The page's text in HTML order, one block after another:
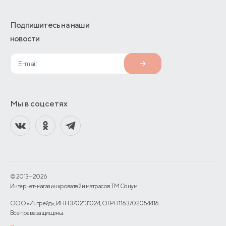
Подпишитесь на наши
новости
Мы в соцсетях
© 2013—2026
Интернет-магазин кроватей и матрасов TM Сонум
ООО «Интрейд», ИНН 3702131024, ОГРН 1163702054416
Все права защищены.